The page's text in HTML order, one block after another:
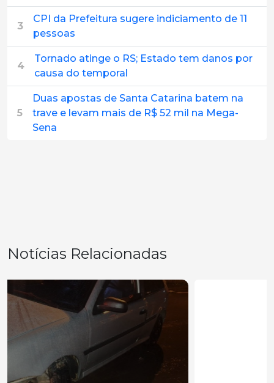
3
CPI da Prefeitura sugere indiciamento de 11
pessoas
4
Tornado atinge o RS; Estado tem danos por
causa do temporal
5
Duas apostas de Santa Catarina batem na
trave e levam mais de R$ 52 mil na Mega-
Sena
Notícias Relacionadas